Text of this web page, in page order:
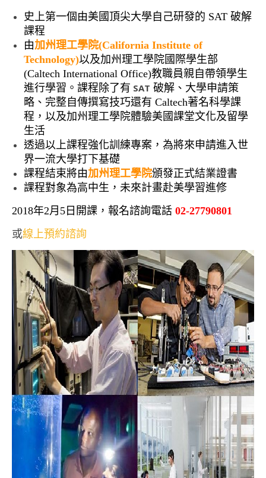
史上第一個由美國頂尖大學自己研發的 SAT 破解
課程
由加州理工學院(California Institute of
Technology)以及加州理工學院國際學生部
(Caltech International Office)教職員親自帶領學生
進行學習。課程除了有 SAT 破解 、大學申請策
略、完整自傳撰寫技巧還有 Caltech著名科學課
程，以及加州理工學院體驗美國課堂文化及留學
生活
透過以上課程強化訓練專案，為將來申請進入世
界一流大學打下基礎
課程結束將由加州理工學院頒發正式結業證書
課程對象為高中生，未來計畫赴美學習進修
2018年2月5日開課，報名諮詢電話 02-27790801
或線上預約諮詢